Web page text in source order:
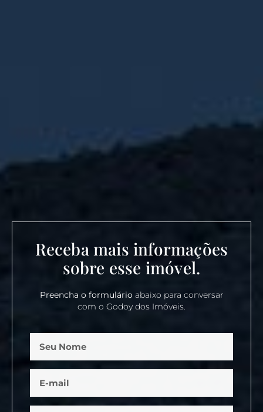
Receba mais informações
sobre esse imóvel.
Preencha o formulárioabaixo para conversar
com o Godoy dos Imóveis.